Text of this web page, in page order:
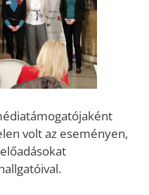
volt az eseményen,